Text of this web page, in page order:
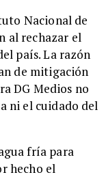
Nacional de
al rechazar el
país. La razón
de mitigación
DG Medios no
ni el cuidado del
fría para
hecho el